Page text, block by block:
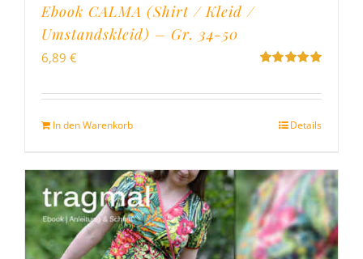
Ebook CALMA (Shirt / Kleid /
Umstandskleid) – Gr. 34-50
5
6,89 €
In den Warenkorb Details